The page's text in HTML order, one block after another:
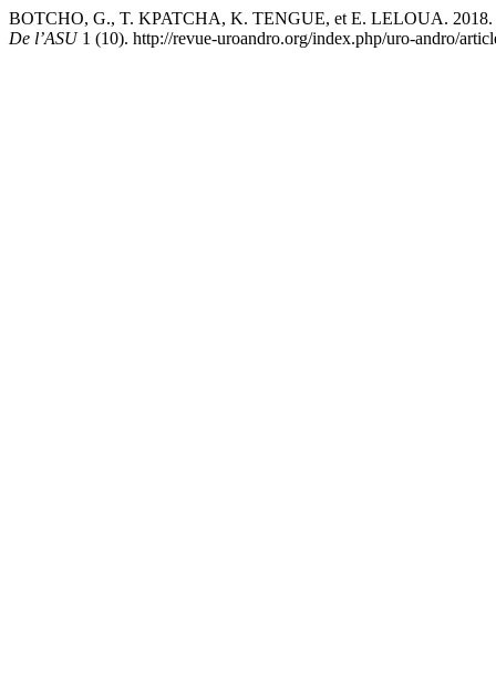
BOTCHO, G., T. KPATCHA, K. TENGUE, et E. LELOUA. 2018.
De l’ASU1 (10). http://revue-uroandro.org/index.php/uro-andro/